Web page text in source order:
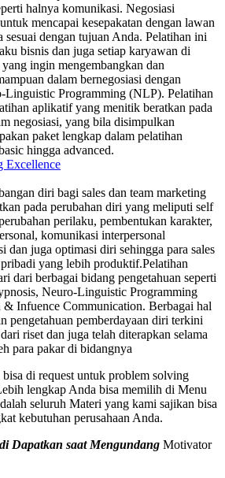
halnya komunikasi. Negosiasi
mencapai kesepakatan dengan lawan
sesuai dengan tujuan Anda. Pelatihan ini
bisnis dan juga setiap karyawan di
yang ingin mengembangkan dan
dalam bernegosiasi dengan
Linguistic Programming (NLP). Pelatihan
aplikatif yang menitik beratkan pada
negosiasi, yang bila disimpulkan
paket lengkap dalam pelatihan
hingga advanced.
Excellence
diri bagi sales dan team marketing
pada perubahan diri yang meliputi self
perilaku, pembentukan karakter,
komunikasi interpersonal
dan juga optimasi diri sehingga para sales
yang lebih produktif.Pelatihan
dari berbagai bidang pengetahuan seperti
Neuro-Linguistic Programming
& Infuence Communication. Berbagai hal
pengetahuan pemberdayaan diri terkini
riset dan juga telah diterapkan selama
para pakar di bidangnya
di request untuk problem solving
lengkap Anda bisa memilih di Menu
seluruh Materi yang kami sajikan bisa
kebutuhan perusahaan Anda.
Dapatkan saat Mengundang Motivator